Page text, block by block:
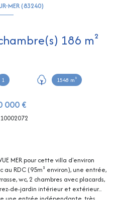
MER (83240)
Villa 7 pièce(s) 5 chambre(s) 186 m²
1 1548 m²
000 €
MER pour cette villa d'environ
au RDC (95m² environ), une entrée,
wc, 2 chambres avec placards,
de-jardin intérieur et extérieur...
une entrée indépendante, très